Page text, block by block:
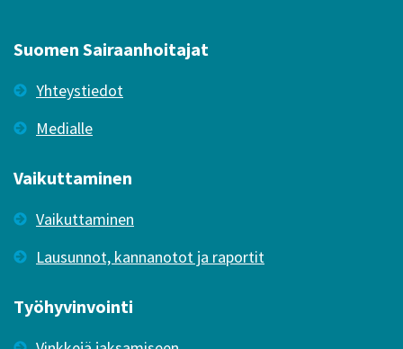
Suomen Sairaanhoitajat
Yhteystiedot
Medialle
Vaikuttaminen
Vaikuttaminen
Lausunnot, kannanotot ja raportit
Työhyvinvointi